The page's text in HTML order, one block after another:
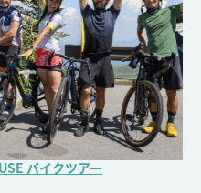
バイクツアー